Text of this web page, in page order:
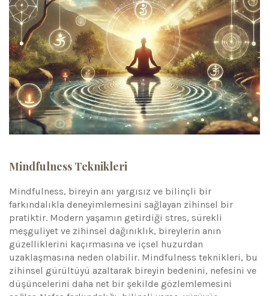
Mindfulness Teknikleri
Mindfulness, bireyin anı yargısız ve bilinçli bir
farkındalıkla deneyimlemesini sağlayan zihinsel bir
pratiktir. Modern yaşamın getirdiği stres, sürekli
meşguliyet ve zihinsel dağınıklık, bireylerin anın
güzelliklerini kaçırmasına ve içsel huzurdan
uzaklaşmasına neden olabilir. Mindfulness teknikleri, bu
zihinsel gürültüyü azaltarak bireyin bedenini, nefesini ve
düşüncelerini daha net bir şekilde gözlemlemesini